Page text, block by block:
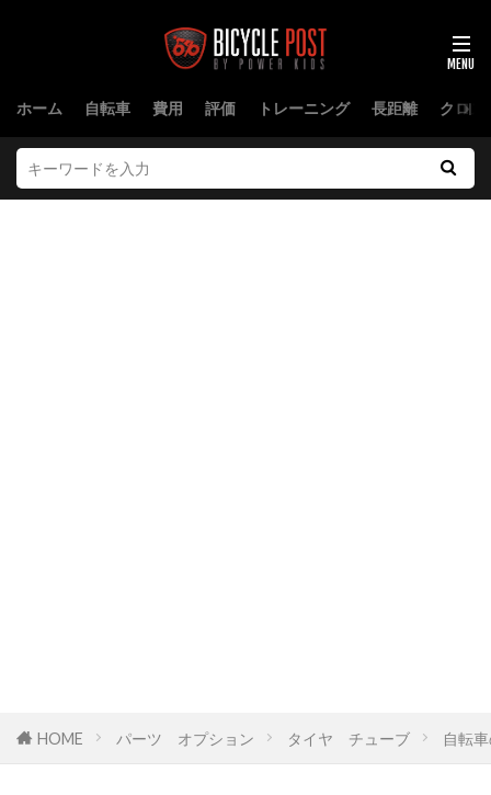
ホーム 自転車 費用 評価 トレーニング 長距離 クロス
HOME パーツ オプション タイヤ チューブ 自転